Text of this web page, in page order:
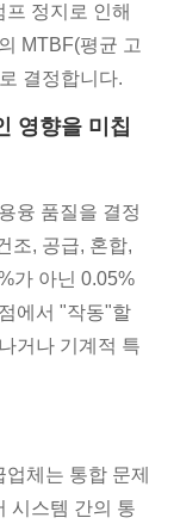
정지로 인해
MTBF(평균 고
결정합니다.
영향을 미칩
융 품질을 결정
조, 공급, 혼합,
가 아닌 0.05%
에서 "작동"할
거나 기계적 특
업체는 통합 문제
시스템 간의 통